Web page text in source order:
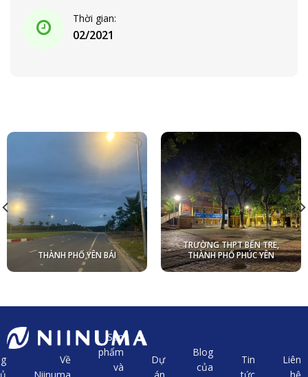
Thời gian:
02/2021
THÀNH PHỐ YÊN BÁI
TRƯỜNG THPT BẾN TRE,
THÀNH PHỐ PHÚC YÊN
Về
Sản
phẩm
và
Dự
Blog
của
Tin
Liên